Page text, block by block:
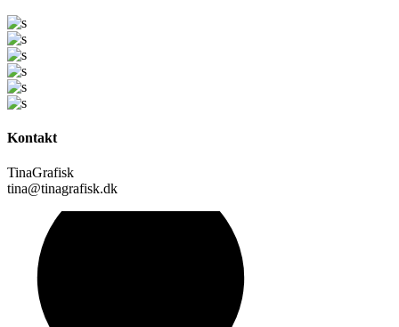
Kontakt
TinaGrafisk
tina@tinagrafisk.dk